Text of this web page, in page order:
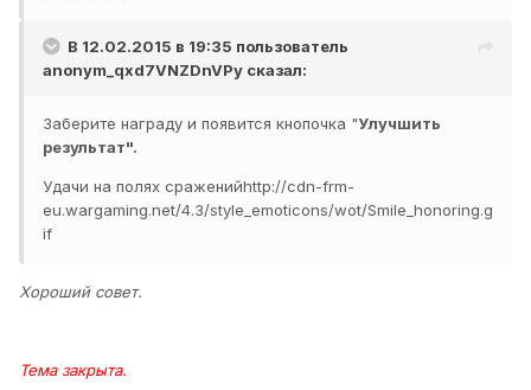
В 12.02.2015 в 19:35 пользователь
anonym_qxd7VNZDnVPy сказал:
Заберите награду и появится кнопочка "Улучшить
результат".
Удачи на полях сраженийhttp://cdn-frm-
eu.wargaming.net/4.3/style_emoticons/wot/Smile_honoring.g
if
Хороший совет.
Тема закрыта.